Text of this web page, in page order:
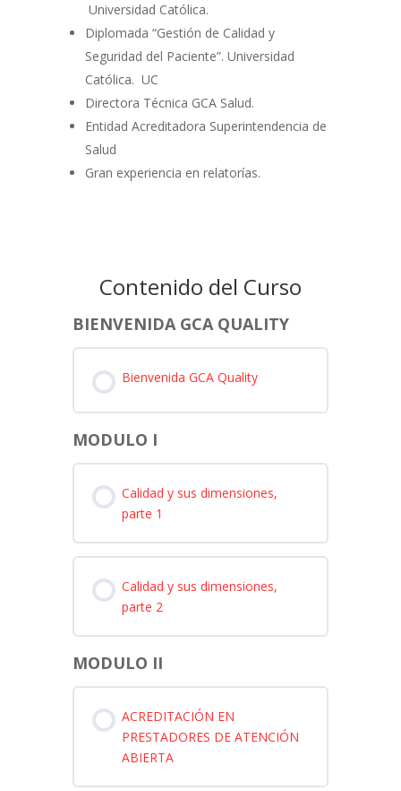
Universidad Católica.
Diplomada “Gestión de Calidad y
Seguridad del Paciente”. Universidad
Católica. UC
Directora Técnica GCA Salud.
Entidad Acreditadora Superintendencia de
Salud
Gran experiencia en relatorías.
Contenido del Curso
BIENVENIDA GCA QUALITY
Bienvenida GCA Quality
MODULO I
Calidad y sus dimensiones,
parte 1
Calidad y sus dimensiones,
parte 2
MODULO II
ACREDITACIÓN EN
PRESTADORES DE ATENCIÓN
ABIERTA